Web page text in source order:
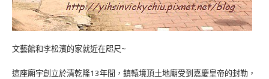
文藝館和李松濱的家就近在咫尺~
這座廟宇創立於清乾隆13年間，鎮轅境頂土地廟受到嘉慶皇帝的封勒，